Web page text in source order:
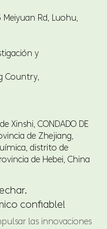
Rd, Luohu,
y
Country,
Xinshi, CONDADO DE
de Zhejiang,
distrito de
de Hebei, China
confiable!
las innovaciones